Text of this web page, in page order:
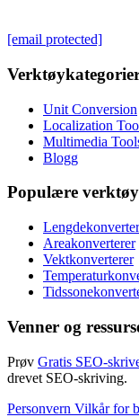
[email protected]
Unit Conversion
Localization
Multimedia
Blogg
Populære verktøy
Areakonverterer
Vektkonverterer
Venner og
Prøv Gratis SEO-
drevet SEO-skriving.
Personvern Vilkår for